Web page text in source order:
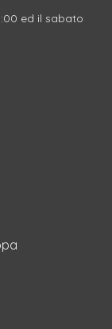
ed il sabato